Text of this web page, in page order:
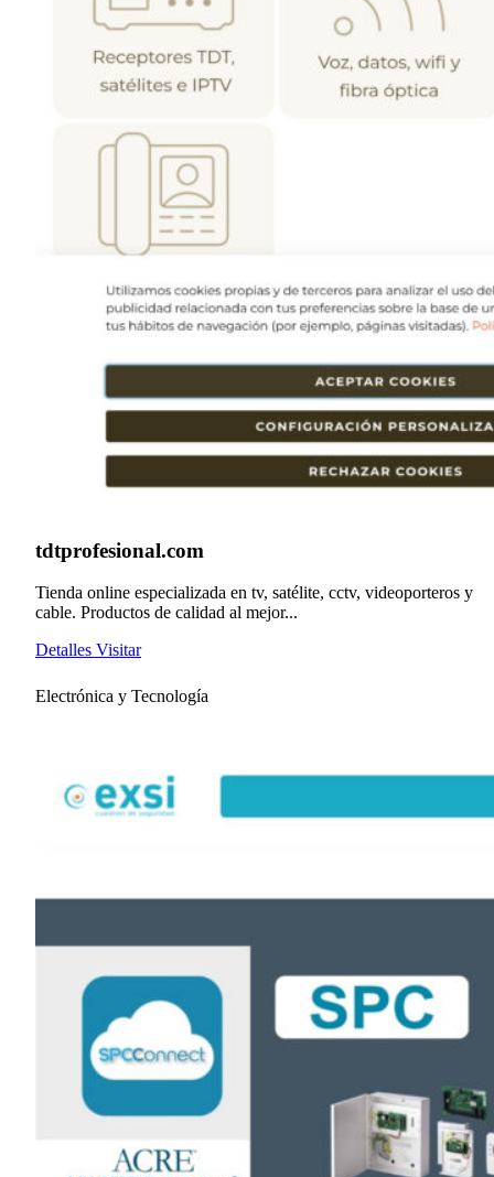
tdtprofesional.com
Tienda online especializada en tv, satélite, cctv, videoporteros y
cable. Productos de calidad al mejor...
Detalles Visitar
Electrónica y Tecnología